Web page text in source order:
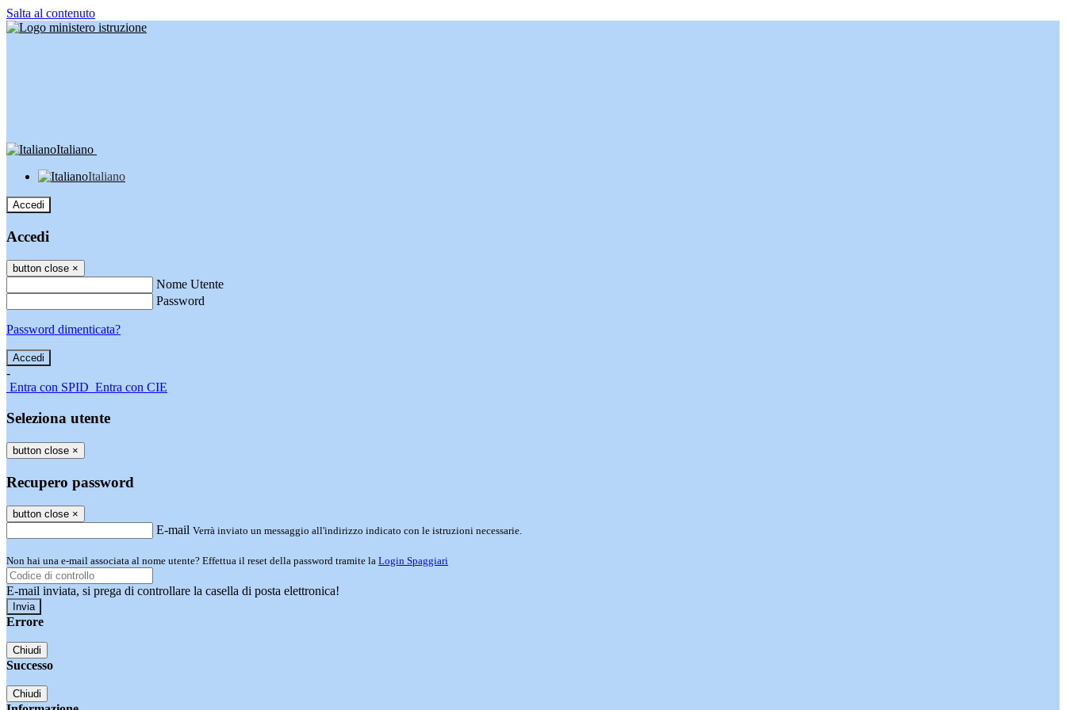
Salta al contenuto
Italiano
Italiano
Accedi
Accedi
button close ×
Nome Utente
Password
Password dimenticata?
-
Entra con SPID Entra con CIE
Seleziona utente
button close ×
Recupero password
button close ×
E-mail Verrà inviato un messaggio all'indirizzo indicato con le istruzioni necessarie.
Non hai una e-mail associata al nome utente? Effettua il reset della password tramite la Login Spaggiari
E-mail inviata, si prega di controllare la casella di posta elettronica!
Errore
Chiudi
Successo
Chiudi